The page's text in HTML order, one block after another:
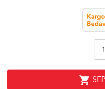
shopping_cart